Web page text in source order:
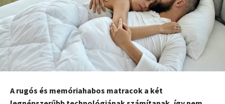
A rugós és memóriahabos matracok a két